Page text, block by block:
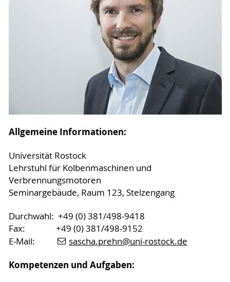
Allgemeine Informationen:
Universität Rostock
Lehrstuhl für Kolbenmaschinen und
Verbrennungsmotoren
Seminargebäude, Raum 123, Stelzengang
Durchwahl: +49 (0) 381/498-9418
Fax: +49 (0) 381/498-9152
E-Mail:
sascha.prehn@uni-rostock.de
Kompetenzen und Aufgaben: